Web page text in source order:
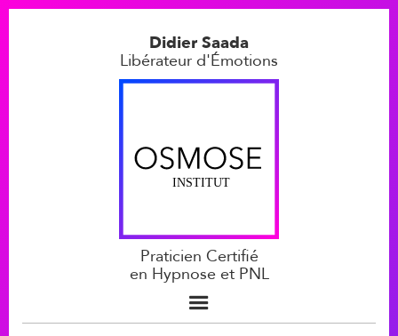
Didier Saada
Libérateur d'Émotions
Praticien Certifié
en Hypnose et PNL